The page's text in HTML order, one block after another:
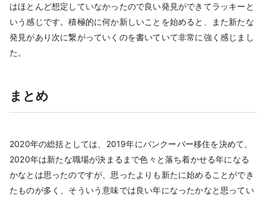
はほとんど想定していなかったので良い発見ができてラッキーと
いう感じです。積極的に何か新しいことを始めると、また新たな
発見があり次に繋がっていくのを書いていて非常に強く感じまし
た。
まとめ
2020年の総括としては、2019年にバンクーバー移住を決めて、
2020年は新たな職場が決まるまで色々と落ち着かせる年になる
かなとは思ったのですが、思ったよりも新たに始めることができ
たものが多く、そういう意味では良い年になったかなと思ってい